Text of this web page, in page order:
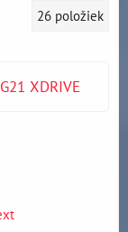
26 položiek
XDRIVE